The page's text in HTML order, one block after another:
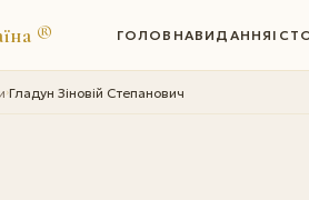
® ГОЛОВНАВИДАННЯ
›Гладун Зiновiй Степанович